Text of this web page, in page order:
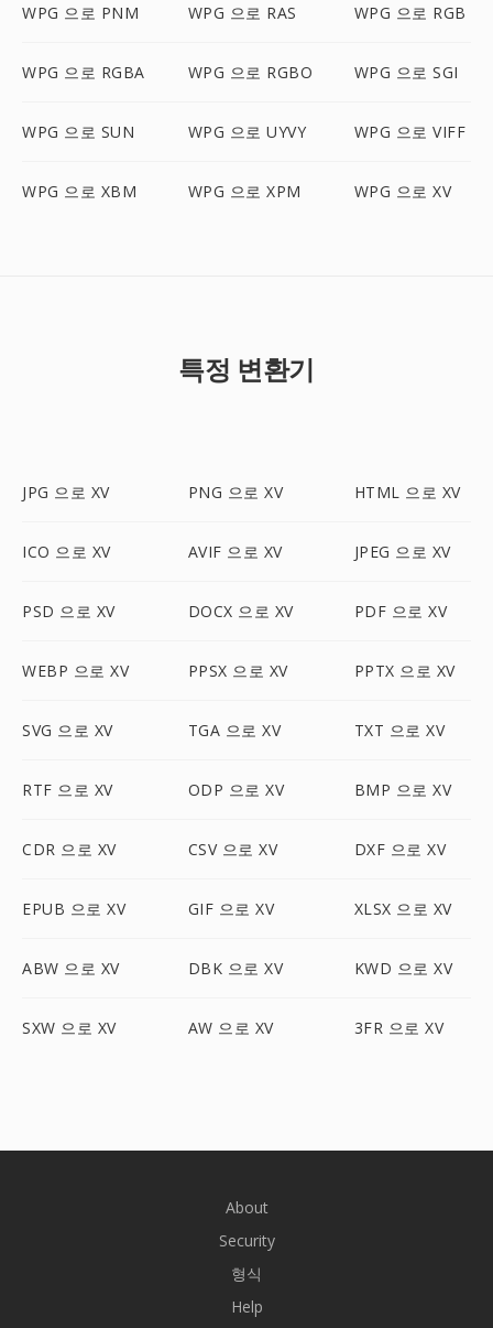
WPG 으로 PNM WPG 으로 RAS WPG 으로 RGB
WPG 으로 RGBA WPG 으로 RGBO WPG 으로 SGI
WPG 으로 SUN WPG 으로 UYVY WPG 으로 VIFF
WPG 으로 XBM WPG 으로 XPM WPG 으로 XV
특정 변환기
JPG 으로 XV PNG 으로 XV HTML 으로 XV
ICO 으로 XV AVIF 으로 XV JPEG 으로 XV
PSD 으로 XV DOCX 으로 XV PDF 으로 XV
WEBP 으로 XV PPSX 으로 XV PPTX 으로 XV
SVG 으로 XV TGA 으로 XV TXT 으로 XV
RTF 으로 XV ODP 으로 XV BMP 으로 XV
CDR 으로 XV CSV 으로 XV DXF 으로 XV
EPUB 으로 XV GIF 으로 XV XLSX 으로 XV
ABW 으로 XV DBK 으로 XV KWD 으로 XV
SXW 으로 XV AW 으로 XV 3FR 으로 XV
About
Security
형식
Help